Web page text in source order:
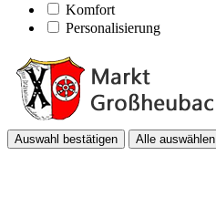
Komfort
Personalisierung
Auswahl bestätigen Alle auswählen